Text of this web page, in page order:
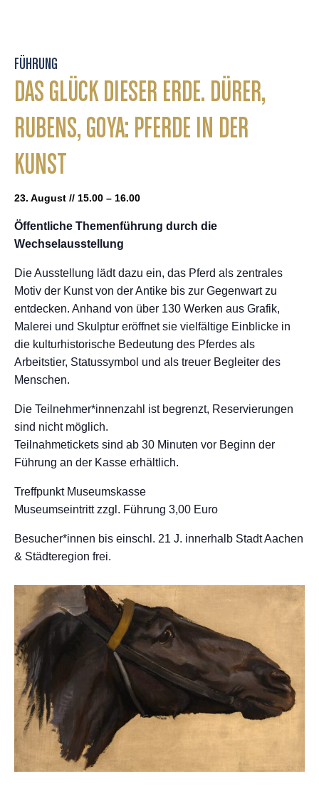
FÜHRUNG
DAS GLÜCK DIESER ERDE. DÜRER,
RUBENS, GOYA: PFERDE IN DER
KUNST
23. August // 15.00 – 16.00
Öffentliche Themenführung durch die
Wechselausstellung
Die Ausstellung lädt dazu ein, das Pferd als zentrales
Motiv der Kunst von der Antike bis zur Gegenwart zu
entdecken. Anhand von über 130 Werken aus Grafik,
Malerei und Skulptur eröffnet sie vielfältige Einblicke in
die kulturhistorische Bedeutung des Pferdes als
Arbeitstier, Statussymbol und als treuer Begleiter des
Menschen.
Die Teilnehmer*innenzahl ist begrenzt, Reservierungen
sind nicht möglich.
Teilnahmetickets sind ab 30 Minuten vor Beginn der
Führung an der Kasse erhältlich.
Treffpunkt Museumskasse
Museumseintritt zzgl. Führung 3,00 Euro
Besucher*innen bis einschl. 21 J. innerhalb Stadt Aachen
& Städteregion frei.